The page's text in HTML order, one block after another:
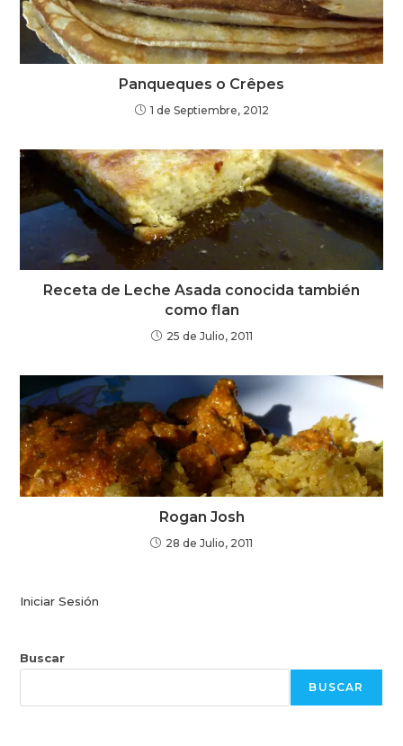
Panqueques o Crêpes
1 de Septiembre, 2012
Receta de Leche Asada conocida también
como flan
25 de Julio, 2011
Rogan Josh
28 de Julio, 2011
Iniciar Sesión
Buscar
BUSCAR